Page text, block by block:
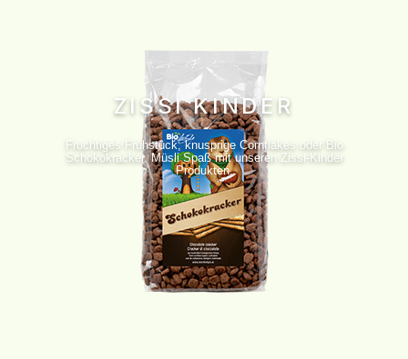
ZISSI KINDER
Fruchtiges Frühstück, knusprige Cornflakes oder Bio
Schokokracker. Müsli Spaß mit unseren Zissi-Kinder
Produkten.